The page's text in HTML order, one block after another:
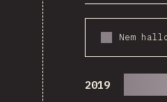
Nem
2019